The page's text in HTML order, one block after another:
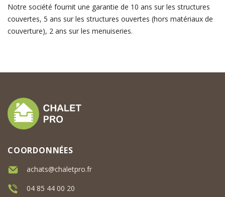
Notre société fournit une garantie de 10 ans sur les structures
couvertes, 5 ans sur les structures ouvertes (hors matériaux de
couverture), 2 ans sur les menuiseries.
COORDONNÉES
achats@chaletpro.fr
04 85 44 00 20